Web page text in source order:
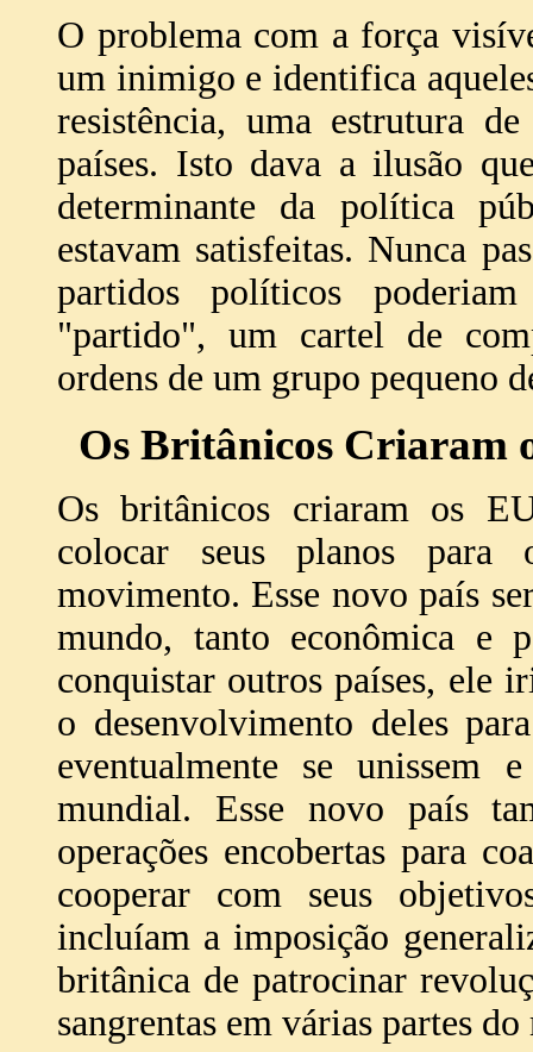
O problema com a força
um inimigo e identifica
resistência, uma estrutura
países. Isto dava a ilusão
determinante da política
estavam satisfeitas. Nunca
partidos políticos
"partido", um cartel de
ordens de um grupo pequeno
Os Britânicos Criaram
Os britânicos criaram os
colocar seus planos
movimento. Esse novo país
mundo, tanto econômica e
conquistar outros países, ele
o desenvolvimento deles
eventualmente se unissem
mundial. Esse novo país
operações encobertas para
cooperar com seus
incluíam a imposição
britânica de patrocinar
sangrentas em várias partes